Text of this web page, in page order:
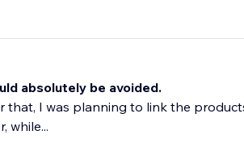
absolutely be avoided.
that, I was planning to link the
while...